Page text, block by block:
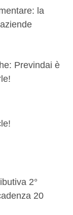
la
Previndai è
2°
20